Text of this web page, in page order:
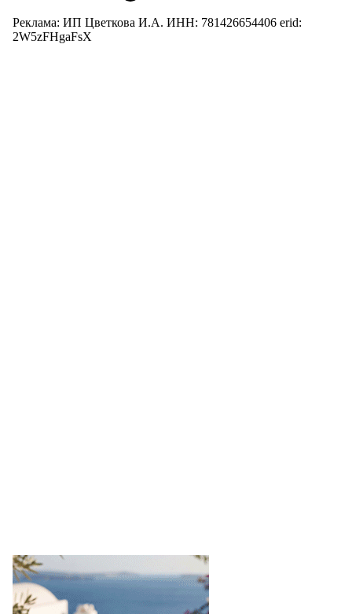
Реклама: ИП Цветкова И.А. ИНН: 781426654406 erid:
2W5zFHgaFsX